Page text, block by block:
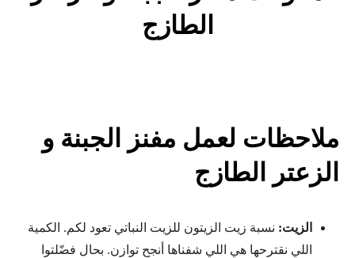
الطازج
ملاحظات لعمل مفنز الجبنة و
الزعتر الطازج
الزيت: نسبة زيت الزيتون للزيت النباتي تعود لكم. الكمية
اللي نقترحها هي اللي شفناها أنجح توازن. بحال فضّلتوا